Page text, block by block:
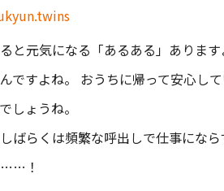
と元気になる「あるある」ありま
ですよね。 おうちに帰って安心し
しょうね。
ばらくは頻繁な呼出しで仕事にな
……！